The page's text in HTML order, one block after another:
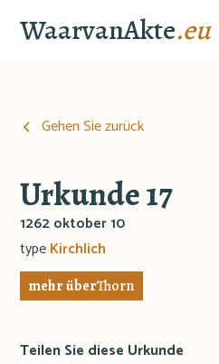
WaarvanAkte.eu
Gehen Sie zurück
Urkunde 17
1262 oktober 10
typeKirchlich
mehr überThorn
Teilen Sie diese Urkunde